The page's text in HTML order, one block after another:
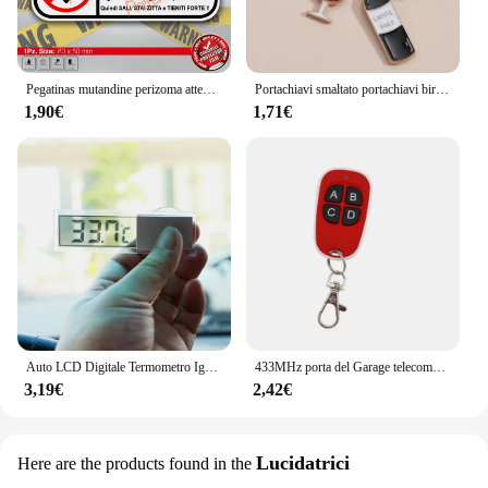
Pegatinas mutandine perizoma attenzione striscia di avvertimento adesivi per auto moto bici paraurti per auto finestra da corsa vinile Surf decalcomanie per Laptop
1,90€
Portachiavi smaltato portachiavi birra bicchiere di birra portachiavi vino rosso Bar regalo Souvenir per donna uomo accessori per borse gioielli appesi per auto
1,71€
Auto LCD Digitale Termometro Igrometro Calibro Accessori Per MG ZS 350 GS 5 Gundam GT 6 HS TF ORKINA
3,19€
433MHz porta del Garage telecomando 4 chiavi copia telecomando universale clonazione cancello elettrico telecomando duplicatore chiave
2,42€
Here are the products found in the Lucidatrici